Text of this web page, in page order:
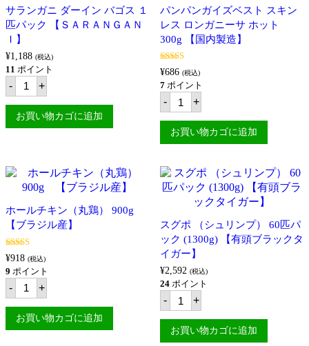
産】
個
ホ
ッ
ト
１
匹
パ
ッ
ク
300-
400g
【SARANGANI】
個
サランガニ ダーイン バゴス １
匹パック 【ＳＡＲＡＮＧＡＮ
Ｉ】
¥1,188 (税込)
11 ポイント
- サ
ラ
ン
ガ
ニ
ン
バ
ゴ
１
匹
ッ
ク
【Ｓ
Ａ
Ｒ
Ａ
Ｎ
Ｇ
Ａ
+
お買い物カゴに追加
パンパンガイズベスト スキン
レス ロンガニーサ ホット
300g 【国内製造】
5段階中5.00
の評価
¥686 (税込)
7 ポイント
- パ
ン
パ
ン
ガ
ベ
ス
ト
キ
ン
レ
ス
ロ
ン
ガ
ニ
ー
サ
ホ
ッ
+
お買い物カゴに追加
ホールチキン（丸鶏） 900g
【ブラジル産】
5段階中5.00
の評価
¥918 (税込)
9 ポイント
- ホ
ー
ル
チ
キ
+
お買い物カゴに追加
スグポ （シュリンプ） 60匹パ
ック (1300g) 【有頭ブラックタ
イガー】
¥2,592 (税込)
24 ポイント
- ス
グ
ポ
（シ
ュ
+
お買い物カゴに追加